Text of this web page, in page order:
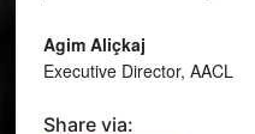
Agim Aliçkaj
Executive Director, AACL
Share via: